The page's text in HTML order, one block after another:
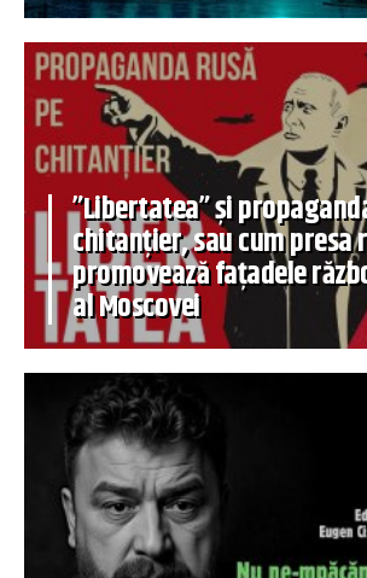
”Libertatea” și
chitanțier, sau cum presa
promovează fațadele
al Moscovei